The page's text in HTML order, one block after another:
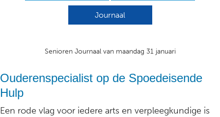
Journaal
Senioren Journaal van maandag 31 januari
Ouderenspecialist op de Spoedeisende
Hulp
Een rode vlag voor iedere arts en verpleegkundige is